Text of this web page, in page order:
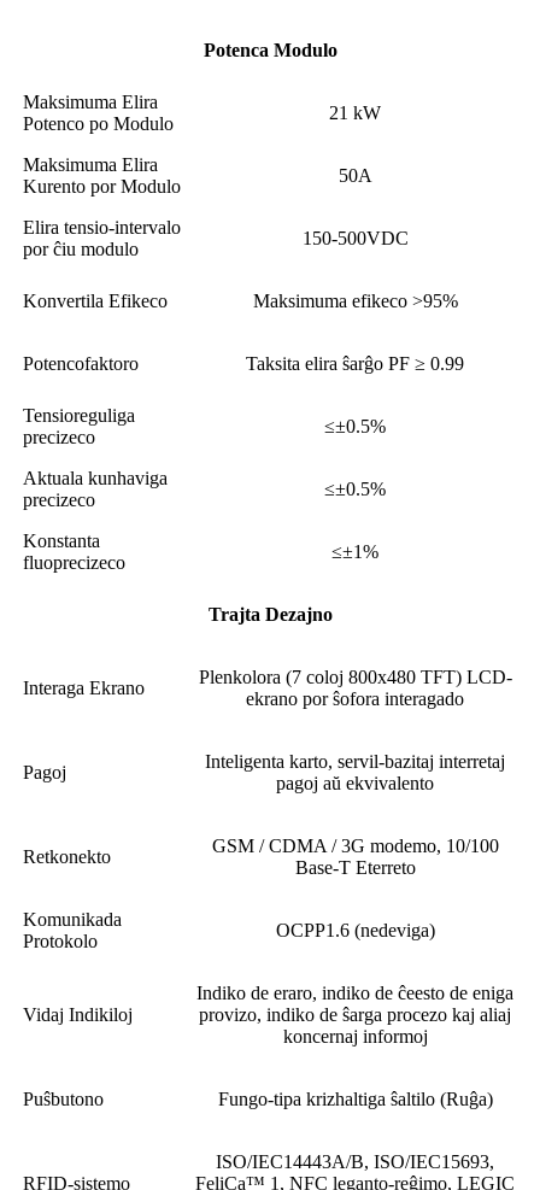
Potenca Modulo
Maksimuma Elira
Potenco po Modulo
21 kW
Maksimuma Elira
Kurento por Modulo
50A
Elira tensio-intervalo
por ĉiu modulo
150-500VDC
Konvertila Efikeco Maksimuma efikeco >95%
Potencofaktoro Taksita elira ŝarĝo PF ≥ 0.99
Tensioreguliga
precizeco
≤±0.5%
Aktuala kunhaviga
precizeco
≤±0.5%
Konstanta
fluoprecizeco
≤±1%
Trajta Dezajno
Interaga Ekrano
Plenkolora (7 coloj 800x480 TFT) LCD-
ekrano por ŝofora interagado
Pagoj
Inteligenta karto, servil-bazitaj interretaj
pagoj aŭ ekvivalento
Retkonekto
GSM / CDMA / 3G modemo, 10/100
Base-T Eterreto
Komunikada
Protokolo
OCPP1.6 (nedeviga)
Vidaj Indikiloj
Indiko de eraro, indiko de ĉeesto de eniga
provizo, indiko de ŝarga procezo kaj aliaj
koncernaj informoj
Puŝbutono Fungo-tipa krizhaltiga ŝaltilo (Ruĝa)
RFID-sistemo
ISO/IEC14443A/B, ISO/IEC15693,
FeliCa™ 1, NFC leganto-reĝimo, LEGIC